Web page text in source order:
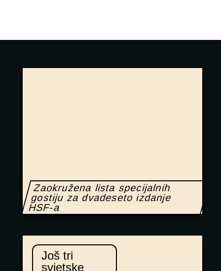
Zaokružena lista specijalnih
gostiju za dvadeseto izdanje
HSF-a
Još tri
svjetske